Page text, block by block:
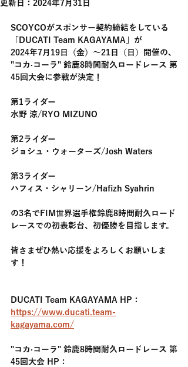
更新日： 2024年7月31日
SCOYCOがスポンサー契約締結をしている
「DUCATI Team KAGAYAMA」が
2024年7月19日（金）～21日（日）開催の、
"コカ·コーラ" 鈴鹿8時間耐久ロードレース 第
45回大会に参戦が決定！
第1ライダー
水野 涼/RYO MIZUNO
第2ライダー
ジョシュ・ウォーターズ/Josh Waters
第3ライダー
ハフィス・シャリーン/Hafizh Syahrin
の3名でFIM世界選手権鈴鹿8時間耐久ロード
レースでの初表彰台、初優勝を目指します。
皆さまぜひ熱い応援をよろしくお願いしま
す！
DUCATI Team KAGAYAMA HP：
https://www.ducati.team-
kagayama.com/
"コカ·コーラ" 鈴鹿8時間耐久ロードレース 第
45回大会 HP：